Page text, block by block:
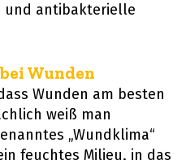
und antibakterielle
Wunden
Wunden am besten
weiß man
„Wundklima“
feuchtes Milieu, in das